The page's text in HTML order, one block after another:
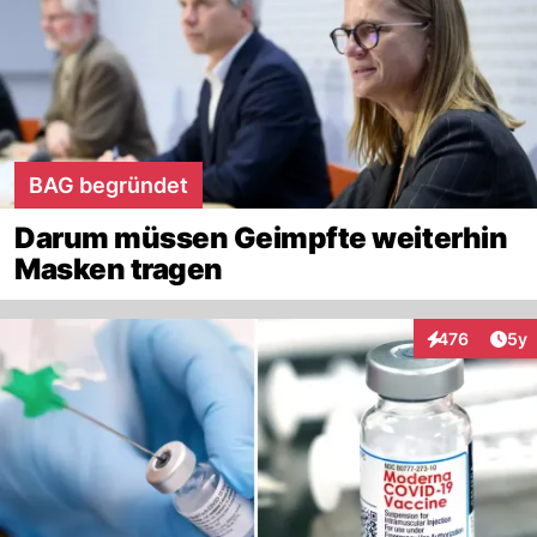
BAG begründet
Darum müssen Geimpfte weiterhin
Masken tragen
476
Interaktionen
5y